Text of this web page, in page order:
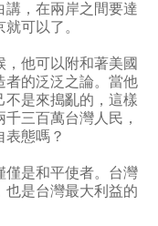
講，在兩岸之間要達
可以了。
他可以附和著美國
者的泛泛之論。當他
不是來搗亂的，這樣
三百萬台灣人民，
態嗎？
僅是和平使者。台灣
也是台灣最大利益的